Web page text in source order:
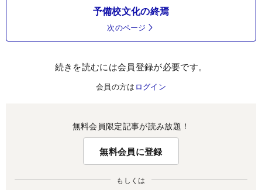
予備校文化の終焉
次のページ
続きを読むには会員登録が必要です。
会員の方は ログイン
無料会員限定記事が読み放題！
無料会員に登録
もしくは